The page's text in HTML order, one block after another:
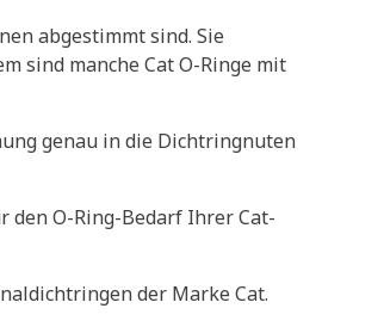
abgestimmt sind. Sie
sind manche Cat O-Ringe mit
genau in die Dichtringnuten
den O-Ring-Bedarf Ihrer Cat-
der Marke Cat.